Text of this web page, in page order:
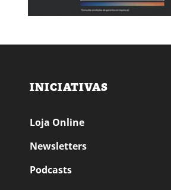
INICIATIVAS
Loja Online
Newsletters
Podcasts